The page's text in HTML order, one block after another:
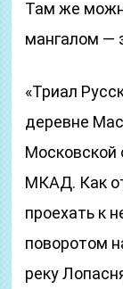
Там же
мангалом —
«Триал
деревне
Московской
МКАД. Как
проехать к
поворотом
реку